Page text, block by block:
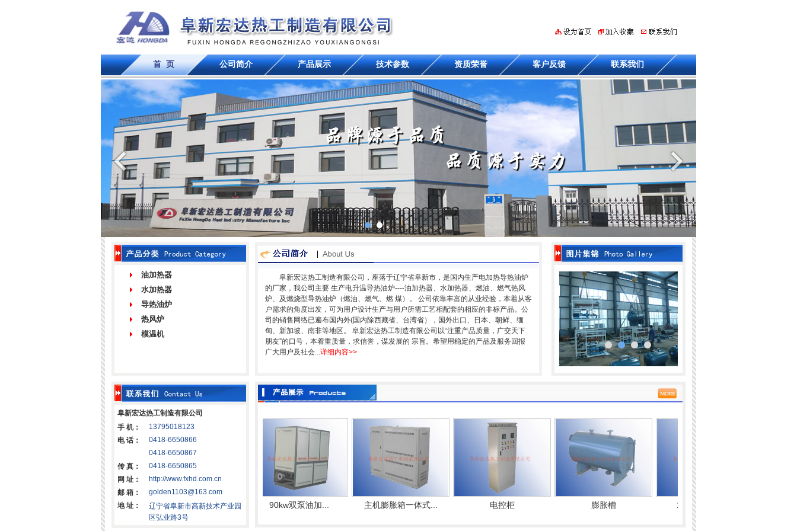
首 页 公司简介 产品展示 技术参数 资质荣誉 客户反馈 联系我们
油加热器
水加热器
导热油炉
热风炉
模温机
阜新宏达热工制造有限公司，座落于辽宁省阜新市，是国内生产电加热导热油炉
的厂家，我公司主要 生产电升温导热油炉----油加热器、水加热器、燃油、燃气热风
炉、及燃烧型导热油炉（燃油、燃气、燃 煤）。 公司依靠丰富的从业经验，本着从客
户需求的角度出发，可为用户设计生产与用户所需工艺相配套的相应的非标产品。公
司的销售网络已遍布国内外(国内除西藏省、台湾省），国外出口、日本、朝鲜、缅
甸、新加坡、南非等地区。 阜新宏达热工制造有限公司以“注重产品质量，广交天下
朋友”的口号，本着重质量，求信誉，谋发展的 宗旨。希望用稳定的产品及服务回报
广大用户及社会...详细内容>>
阜新宏达热工制造有限公司
手 机：
13795018123
电 话：
0418-6650866
0418-6650867
传 真：
0418-6650865
网 址：
http://www.fxhd.com.cn
邮 箱：
golden1103@163.com
地 址：
辽宁省阜新市高新技术产业园
区弘业路3号
QXD-S系列-... 72kw主机电一... 90kw双泵油加... 主机膨胀箱一体式... 电控柜 膨胀槽 120kw油加热...